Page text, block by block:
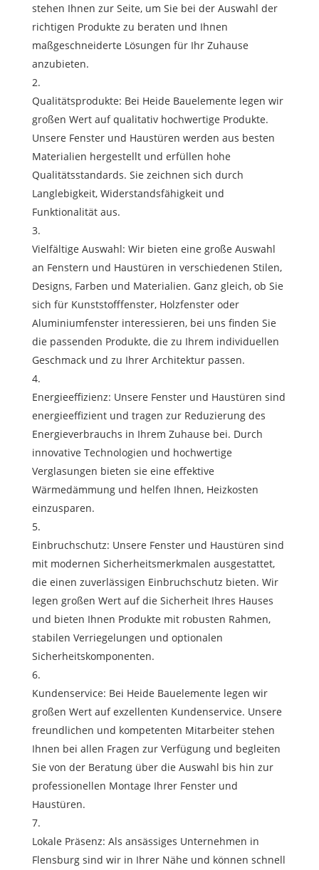
stehen Ihnen zur Seite, um Sie bei der Auswahl der
richtigen Produkte zu beraten und Ihnen
maßgeschneiderte Lösungen für Ihr Zuhause
anzubieten.
Qualitätsprodukte: Bei Heide Bauelemente legen wir
großen Wert auf qualitativ hochwertige Produkte.
Unsere Fenster und Haustüren werden aus besten
Materialien hergestellt und erfüllen hohe
Qualitätsstandards. Sie zeichnen sich durch
Langlebigkeit, Widerstandsfähigkeit und
Funktionalität aus.
Vielfältige Auswahl: Wir bieten eine große Auswahl
an Fenstern und Haustüren in verschiedenen Stilen,
Designs, Farben und Materialien. Ganz gleich, ob Sie
sich für Kunststofffenster, Holzfenster oder
Aluminiumfenster interessieren, bei uns finden Sie
die passenden Produkte, die zu Ihrem individuellen
Geschmack und zu Ihrer Architektur passen.
Energieeffizienz: Unsere Fenster und Haustüren sind
energieeffizient und tragen zur Reduzierung des
Energieverbrauchs in Ihrem Zuhause bei. Durch
innovative Technologien und hochwertige
Verglasungen bieten sie eine effektive
Wärmedämmung und helfen Ihnen, Heizkosten
einzusparen.
Einbruchschutz: Unsere Fenster und Haustüren sind
mit modernen Sicherheitsmerkmalen ausgestattet,
die einen zuverlässigen Einbruchschutz bieten. Wir
legen großen Wert auf die Sicherheit Ihres Hauses
und bieten Ihnen Produkte mit robusten Rahmen,
stabilen Verriegelungen und optionalen
Sicherheitskomponenten.
Kundenservice: Bei Heide Bauelemente legen wir
großen Wert auf exzellenten Kundenservice. Unsere
freundlichen und kompetenten Mitarbeiter stehen
Ihnen bei allen Fragen zur Verfügung und begleiten
Sie von der Beratung über die Auswahl bis hin zur
professionellen Montage Ihrer Fenster und
Haustüren.
Lokale Präsenz: Als ansässiges Unternehmen in
Flensburg sind wir in Ihrer Nähe und können schnell